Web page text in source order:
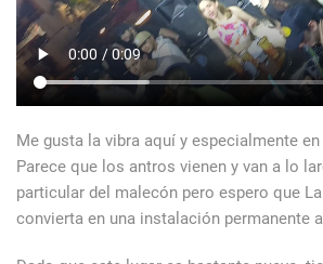
Me gusta la vibra aquí y especialmente
Parece que los antros vienen y van a lo
particular del malecón pero espero que
convierta en una instalación permanente